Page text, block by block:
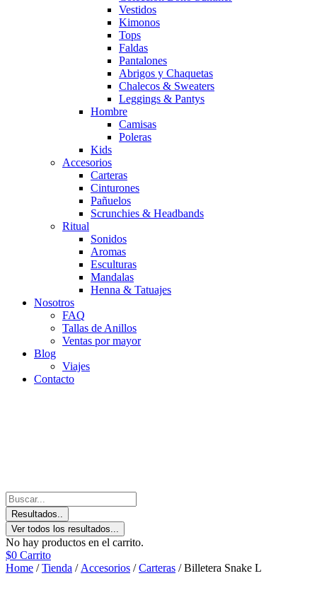
Vestidos
Kimonos
Tops
Faldas
Pantalones
Abrigos y Chaquetas
Chalecos & Sweaters
Leggings & Pantys
Hombre
Camisas
Poleras
Kids
Accesorios
Carteras
Cinturones
Pañuelos
Scrunchies & Headbands
Ritual
Sonidos
Aromas
Esculturas
Mandalas
Henna & Tatuajes
Nosotros
FAQ
Tallas de Anillos
Ventas por mayor
Blog
Viajes
Contacto
Resultados..
Ver todos los resultados...
No hay productos en el carrito.
$0 Carrito
Home /Tienda / Accesorios /Carteras / Billetera Snake L